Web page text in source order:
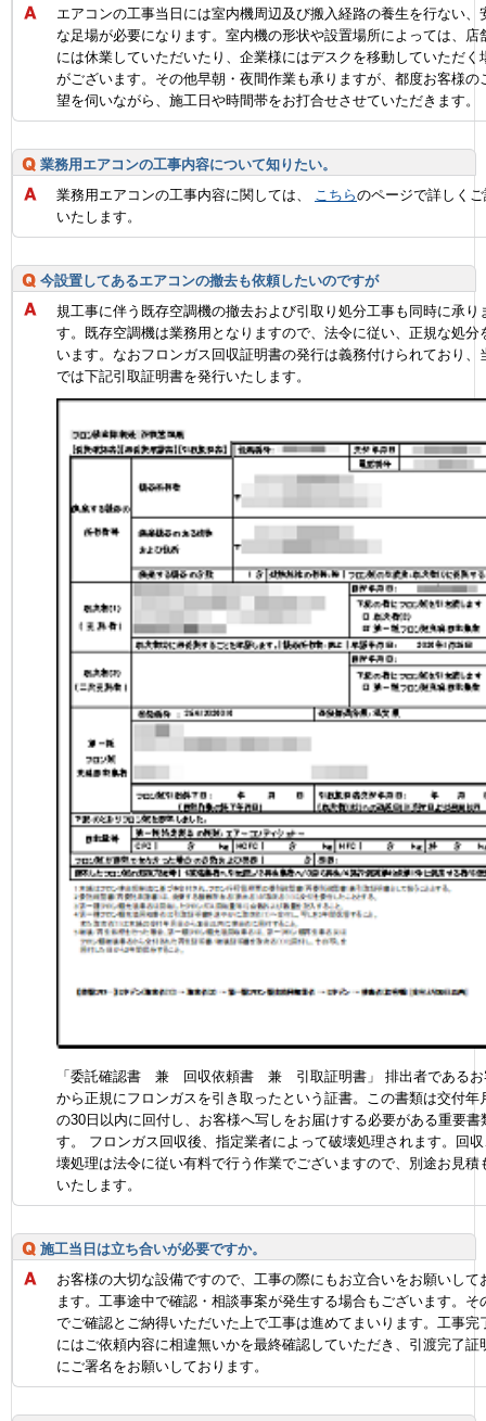
エアコンの工事当日には室内機周辺及び搬入経路の養生を行ない、
な足場が必要になります。室内機の形状や設置場所によっては、店
には休業していただいたり、企業様にはデスクを移動していただく
がございます。その他早朝・夜間作業も承りますが、都度お客様の
望を伺いながら、施工日や時間帯をお打合せさせていただきます。
業務用エアコンの工事内容について知りたい。
業務用エアコンの工事内容に関しては、
こちらのページで詳しく
いたします。
今設置してあるエアコンの撤去も依頼したいのですが
規工事に伴う既存空調機の撤去および引取り処分工事も同時に承り
す。既存空調機は業務用となりますので、法令に従い、正規な処分
います。なおフロンガス回収証明書の発行は義務付けられており、
では下記引取証明書を発行いたします。
「委託確認書 兼 回収依頼書 兼 引取証明書」 排出者であるお
から正規にフロンガスを引き取ったという証書。この書類は交付年
の30日以内に回付し、お客様へ写しをお届けする必要がある重要書
す。 フロンガス回収後、指定業者によって破壊処理されます。回
壊処理は法令に従い有料で行う作業でございますので、別途お見積
いたします。
施工当日は立ち合いが必要ですか。
お客様の大切な設備ですので、工事の際にもお立合いをお願いして
ます。工事途中で確認・相談事案が発生する場合もございます。そ
でご確認とご納得いただいた上で工事は進めてまいります。工事完
にはご依頼内容に相違無いかを最終確認していただき、引渡完了証
にご署名をお願いしております。